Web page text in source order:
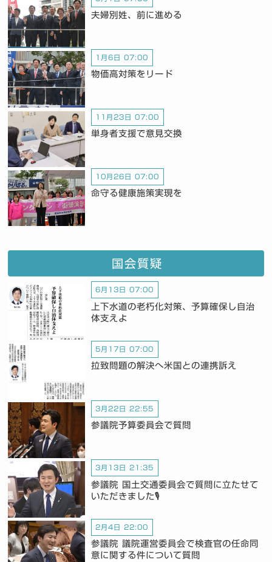
夫婦別姓、前に進める
1月6日 07:00
物価高対策をリード
11月23日 07:00
単身者支援で意見交換
10月26日 07:00
命守る健康施策実現を
国会質疑
6月13日 07:00
上下水道の老朽化対策、予算確保し自治
体支えよ
5月17日 07:00
拉致問題の解決へ米国との連携訴え
3月22日 22:55
参議院予算委員会で質問
3月13日 21:35
参議院 国土交通委員会で質問に立たせて
いただきました🎙️
2月4日 22:00
参議院 議院運営委員会で検査官の任命同
意に関する件について質問